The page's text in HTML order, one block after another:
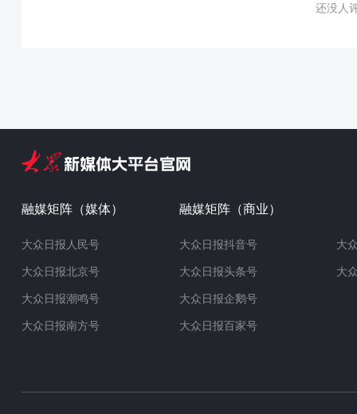
还没人
融媒矩阵（媒体）
大众日报人民号
大众日报北京号
大众日报潮鸣号
大众日报南方号
融媒矩阵（商业）
大众日报抖音号
大众日报头条号
大众日报企鹅号
大众日报百家号
大
大